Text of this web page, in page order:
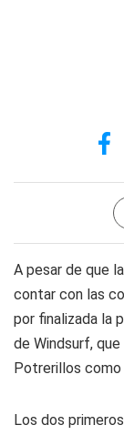
A pesar de que
contar con las
por finalizada la
de Windsurf,
Potrerillos como
Los dos